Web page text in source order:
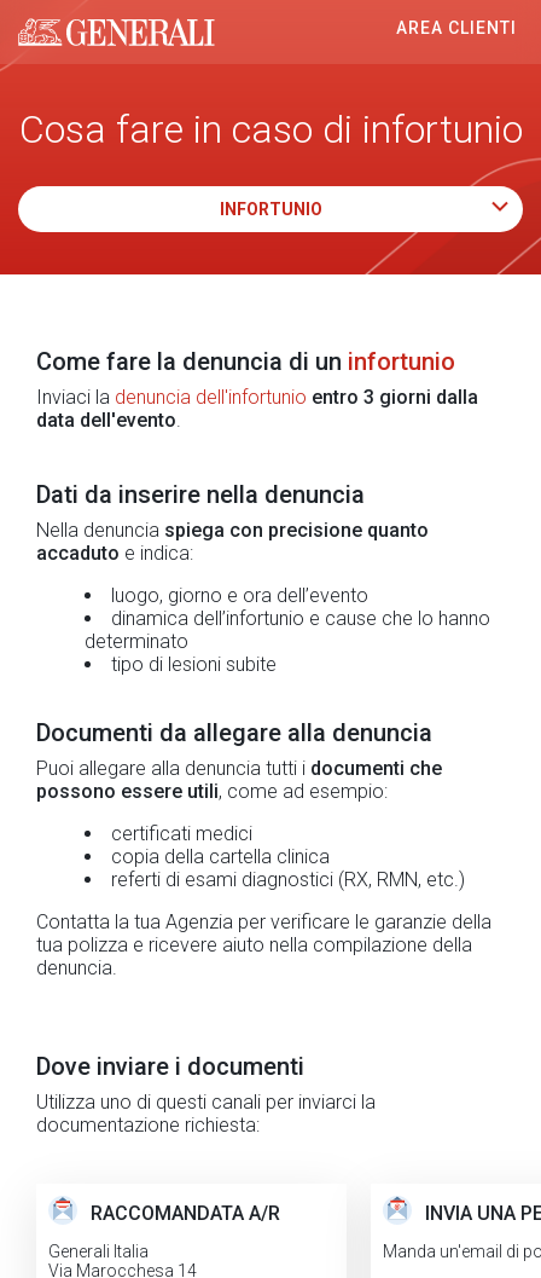
Generali logo
AREA CLIENTI
Cosa fare in caso di infortunio
INFORTUNIO
Come fare la denuncia di un infortunio
Inviaci la denuncia dell'infortunio entro 3 giorni dalla
data dell'evento.
Dati da inserire nella denuncia
Nella denuncia spiega con precisione quanto
accaduto e indica:
luogo, giorno e ora dell’evento
dinamica dell’infortunio e cause che lo hanno
determinato
tipo di lesioni subite
Documenti da allegare alla denuncia
Puoi allegare alla denuncia tutti i documenti che
possono essere utili, come ad esempio:
certificati medici
copia della cartella clinica
referti di esami diagnostici (RX, RMN, etc.)
Contatta la tua Agenzia per verificare le garanzie della
tua polizza e ricevere aiuto nella compilazione della
denuncia.
Dove inviare i documenti
Utilizza uno di questi canali per inviarci la
documentazione richiesta:
RACCOMANDATA A/R
Generali Italia
Via Marocchesa 14
INVIA UNA
Manda un'email di